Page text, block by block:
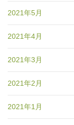
2021年5月
2021年4月
2021年3月
2021年2月
2021年1月